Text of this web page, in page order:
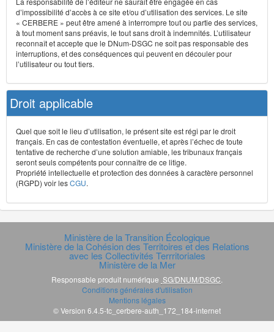
d’impossibilité d’accès à ce site et/ou d’utilisation des services. Le site
« CERBERE » peut être amené à interrompre tout ou partie des services,
à tout moment sans préavis, le tout sans droit à indemnités. L’utilisateur
reconnaît et accepte que le DNum-DSGC ne soit pas responsable des
interruptions, et des conséquences qui peuvent en découler pour
l’utilisateur ou tout tiers.
Droit applicable
Quel que soit le lieu d’utilisation, le présent site est régi par le droit
français. En cas de contestation éventuelle, et après l’échec de toute
tentative de recherche d’une solution amiable, les tribunaux français
seront seuls compétents pour connaître de ce litige.
Propriété intellectuelle et protection des données à caractère personnel
(RGPD) voir lesCGU.
Ministère de la Transition Écologique
Ministère de la Cohésion des Territoires et des Relations
avec les Collectivités Terrritoriales
Ministère de la Mer
Responsable produit numérique SG/DNUM/DSGC
Conditions générales d'utilisation
Mentions légales
© Version 6.4.5-tc_cerbere-auth_172_184-internet